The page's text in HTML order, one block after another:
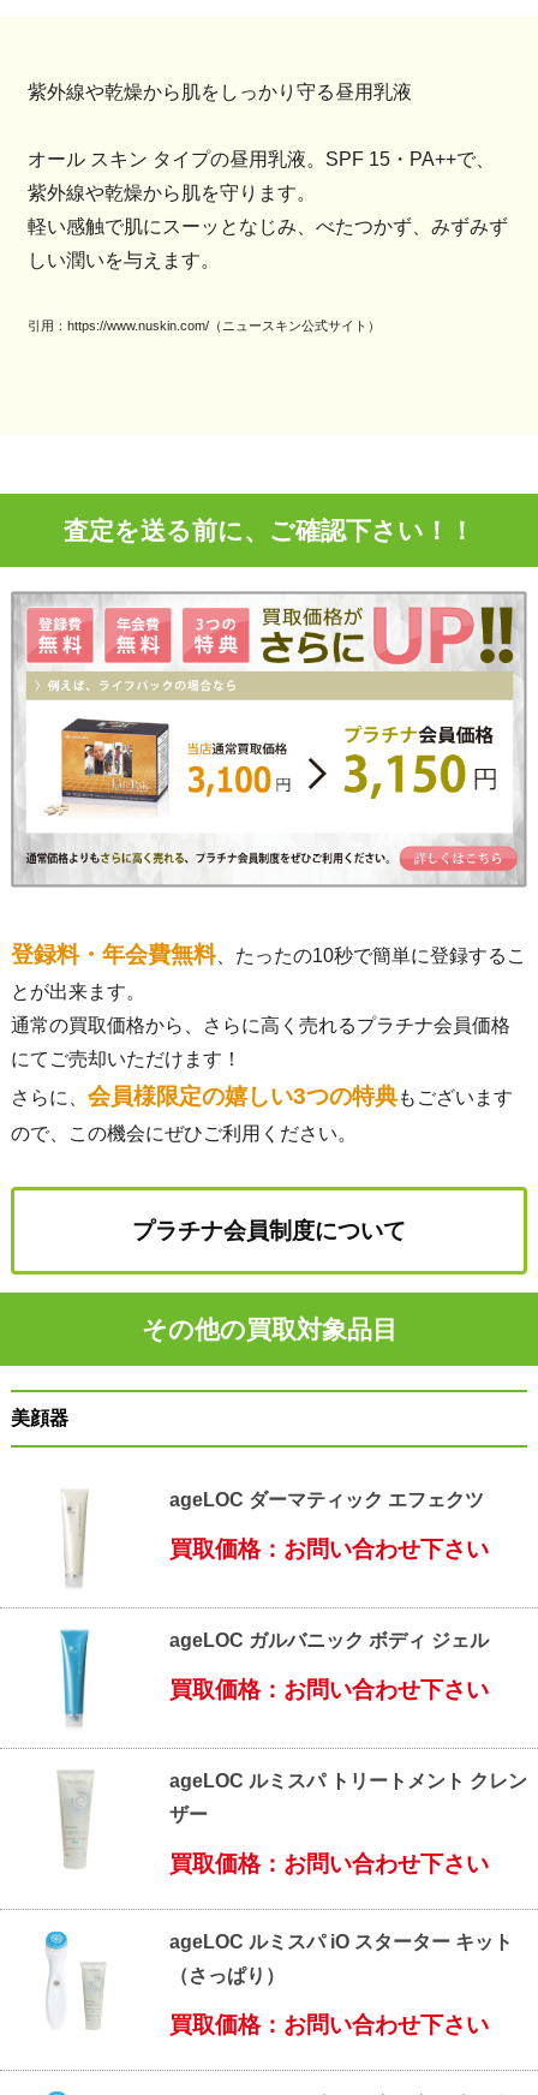
紫外線や乾燥から肌をしっかり守る昼用乳液
オール スキン タイプの昼用乳液。SPF 15・PA++で、
紫外線や乾燥から肌を守ります。
軽い感触で肌にスーッとなじみ、べたつかず、みずみず
しい潤いを与えます。
引用：https://www.nuskin.com/（ニュースキン公式サイト）
査定を送る前に、ご確認下さい！！
登録料・年会費無料、たったの10秒で簡単に登録するこ
とが出来ます。
通常の買取価格から、さらに高く売れるプラチナ会員価格
にてご売却いただけます！
さらに、 会員様限定の嬉しい3つの特典もございます
ので、この機会にぜひご利用ください。
プラチナ会員制度について
その他の買取対象品目
美顔器
ageLOC ダーマティック エフェクツ
買取価格：お問い合わせ下さい
ageLOC ガルバニック ボディ ジェル
買取価格：お問い合わせ下さい
ageLOC ルミスパ トリートメント クレン
ザー
買取価格：お問い合わせ下さい
ageLOC ルミスパ iO スターター キット
（さっぱり）
買取価格：お問い合わせ下さい